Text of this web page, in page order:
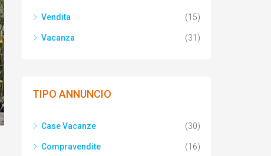
Vendita (15)
Vacanza (31)
TIPO ANNUNCIO
Case Vacanze (30)
Compravendite (16)